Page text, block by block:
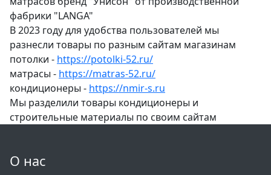
фабрики "LANGA"
В 2023 году для удобства пользователей мы
разнесли товары по разным сайтам магазинам
потолки - https://potolki-52.ru/
матрасы - https://matras-52.ru/
кондиционеры - https://nmir-s.ru
Мы разделили товары кондиционеры и
строительные материалы по своим сайтам
О нас